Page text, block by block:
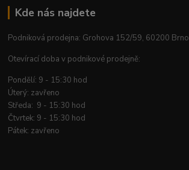
Kde nás najdete
Podniková prodejna: Grohova 152/59, 60200 Brno
Otevírací doba v podnikové prodejně:
Pondělí: 9 - 15:30 hod
Úterý: zavřeno
Středa: 9 - 15:30 hod
Čtvrtek: 9 - 15:30 hod
Pátek: zavřeno